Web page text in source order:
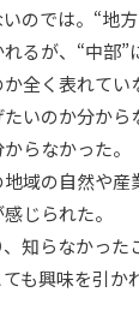
のでは。“地
るが、“中部
全く表れてい
いのか分から
らなかった。
域の自然や
じられた。
、知らなかっ
も興味を引